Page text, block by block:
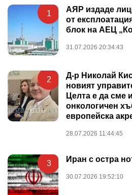
1
АЯР издаде
от
блок на АЕЦ
31.07.2026 20:34:43
2
Д-р Николай
новият
Целта е да сме
онкологичен
европейска
28.07.2026 11:44:45
3 Иран с остра
30.07.2026 19:52:10